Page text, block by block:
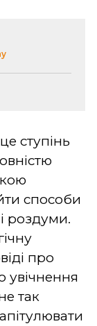
ступінь
способи
роздуми.
про
увічнення
так